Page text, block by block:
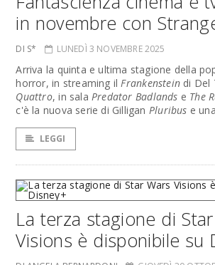
in novembre con
DI S* LUNEDÌ 3 NOVEMBRE 2025
Arriva la quinta e ultima stagione della
horror, in streaming ilFrankensteindi Del
Quattro, in sala Predator Badlands e The
c'è la nuova serie di Gilligan Pluribus e
LEGGI
La terza stagione di
Visions è disponibile su